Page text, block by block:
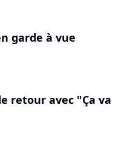
garde à vue
retour avec "Ça va